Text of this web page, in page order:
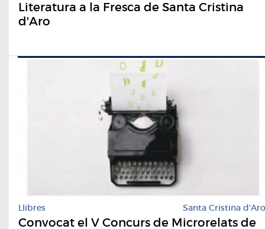
Literatura a la Fresca de Santa Cristina
d'Aro
Llibres Santa Cristina d'Aro
Convocat el V Concurs de Microrelats de